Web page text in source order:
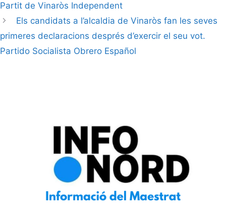
Partit de Vinaròs Independent
Els candidats a l’alcaldia de Vinaròs fan les seves
primeres declaracions després d’exercir el seu vot.
Partido Socialista Obrero Español